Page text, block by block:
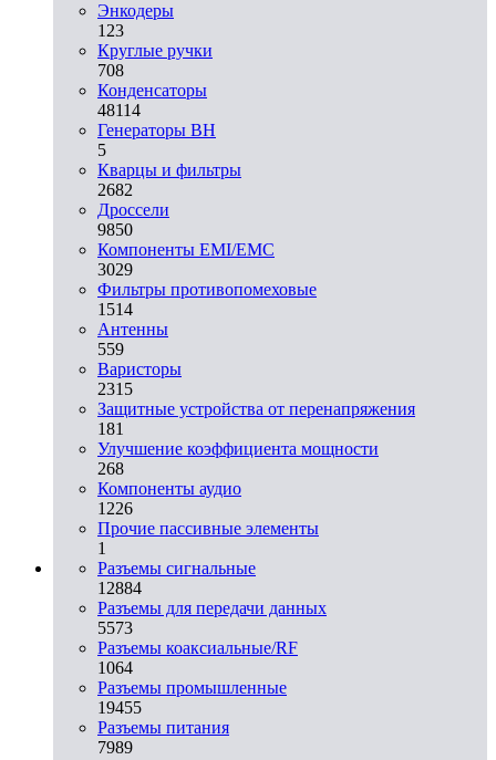
Энкодеры
123
Круглые ручки
708
Конденсаторы
48114
Генераторы ВН
5
Кварцы и фильтры
2682
Дроссели
9850
Компоненты EMI/EMC
3029
Фильтры противопомеховые
1514
Антенны
559
Варисторы
2315
Защитные устройства от перенапряжения
181
Улучшение коэффициента мощности
268
Компоненты аудио
1226
Прочие пассивные элементы
1
Разъeмы сигнальные
12884
Разъeмы для передачи данных
5573
Разъeмы коаксиальные/RF
1064
Разъeмы промышленные
19455
Разъeмы питания
7989